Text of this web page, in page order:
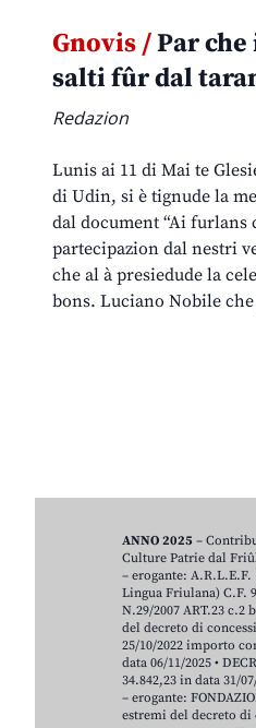
Gnovis /Par
salti fûr dal
Redazion
Lunis ai 11 di Mai te
di Udin, si è tignude la
dal document “Ai furlans
partecipazion dal nestri
che al à presiedude la
bons. Luciano Nobile
ANNO 2025 –
Culture Patrie dal
– erogante:
Lingua Friulana) C.F.
N.29/2007 ART.23 c.2
del decreto di
25/10/2022 importo
data 06/11/2025 •
34.842,23 in data 31/
– erogante:
estremi del decreto di